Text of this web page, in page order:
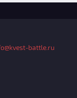
battle.ru